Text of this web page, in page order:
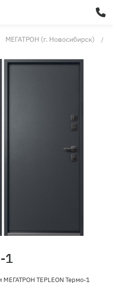
МЕГАТРОН (г. Новосибирск)
1
TEPLEON Термо-1